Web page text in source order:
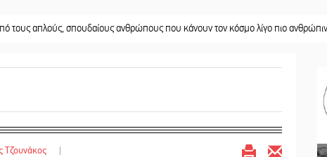
σπουδαίους ανθρώπους που κάνουν τον κόσμο λίγο πιο ανθρώπινο» ||
Τζουνάκος |